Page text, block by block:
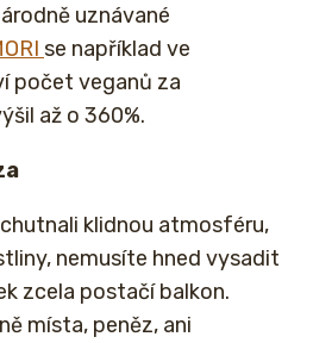
uznávané
se například ve
počet veganů za
až o 360%.
klidnou atmosféru,
nemusíte hned vysadit
zcela postačí balkon.
místa, peněz, ani